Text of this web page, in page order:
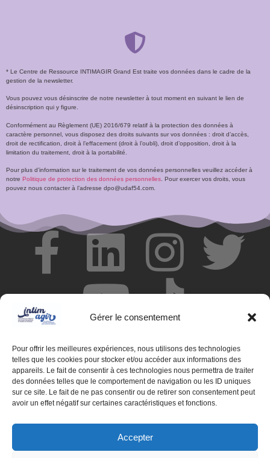
Gérer le consentement
Pour offrir les meilleures expériences, nous utilisons des technologies
telles que les cookies pour stocker et/ou accéder aux informations des
appareils. Le fait de consentir à ces technologies nous permettra de traiter
des données telles que le comportement de navigation ou les ID uniques
sur ce site. Le fait de ne pas consentir ou de retirer son consentement peut
avoir un effet négatif sur certaines caractéristiques et fonctions.
Accepter
* Le Centre de Ressource INTIMAGIR Grand Est traite vos données dans le cadre de la
gestion de la newsletter.
Vous pouvez vous désinscrire de notre newsletter à tout moment en suivant le lien de
désinscription qui y figure.
Conformément au Règlement (UE) 2016/679 relatif à la protection des données à
caractère personnel, vous disposez des droits suivants sur vos données : droit d’accès,
droit de rectification, droit à l’effacement (droit à l’oubli), droit d’opposition, droit à la
limitation du traitement, droit à la portabilité.
Pour plus d’information sur le traitement de vos données personnelles veuillez accéder à
notre Politique de protection des données personnelles . Pour exercer vos droits, vous
pouvez nous contacter à l’adresse dpo@udaf54.com.
© Centre de ressources INTIMAGIR Grand Est – 124 rue de
Newcastle 54000 NANCY
Mentions légales